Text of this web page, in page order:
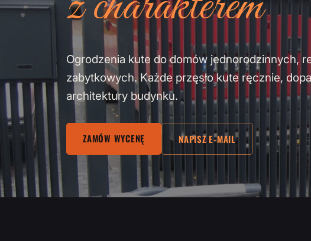
Ogrodzenia kute do domów jednorodzinnych,
zabytkowych. Każde przęsło kute ręcznie,
architektury budynku.
ZAMÓW WYCENĘ NAPISZ E-MAIL